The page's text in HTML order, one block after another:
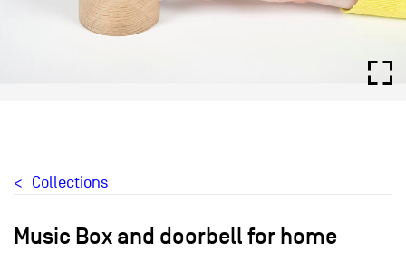
Collections
Music Box and doorbell for home